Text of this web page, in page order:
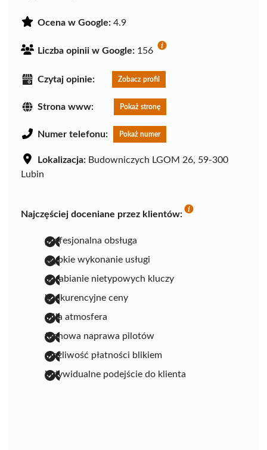
Ocena w Google: 4.9
Liczba opinii w Google: 156
Czytaj opinie: Zobacz profil
Strona www: Pokaż stronę
Numer telefonu: Pokaż numer
Lokalizacja: Budowniczych LGOM 26, 59-300
Lubin
Najczęściej doceniane przez klientów:
profesjonalna obsługa
szybkie wykonanie usługi
dorabianie nietypowych kluczy
konkurencyjne ceny
miła atmosfera
fachowa naprawa pilotów
możliwość płatności blikiem
indywidualne podejście do klienta